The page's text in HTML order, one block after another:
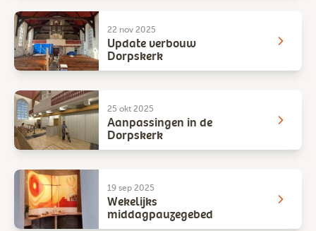
Update verbouw
Dorpskerk
22 nov 2025
Aanpassingen in de
Dorpskerk
25 okt 2025
Wekelijks
middagpauzegebed
19 sep 2025